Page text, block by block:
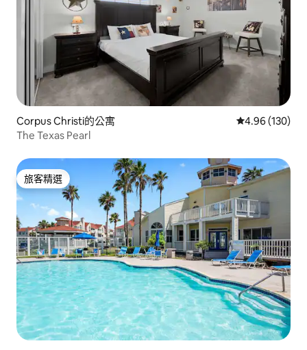
Corpus Christi的公寓 從 130 則評價
4.96 (130)
The Texas Pearl
旅客精選
旅客精選